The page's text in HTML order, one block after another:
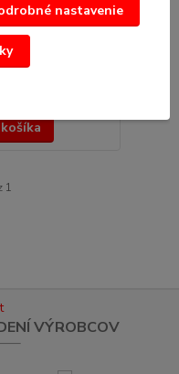
- 65
1 -hĺbka 65 mm -
1
VÝROBCOV
nastavenie